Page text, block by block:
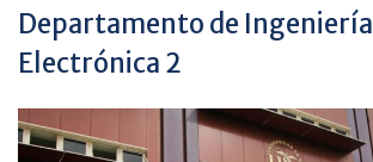
Departamento de Ingeniería
Electrónica 2